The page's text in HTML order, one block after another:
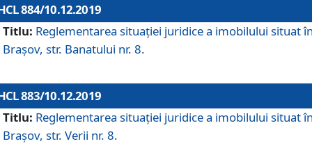
884/10.12.2019
Titlu: Reglementarea situației juridice a imobilului situat
Brașov, str. Banatului nr. 8.
883/10.12.2019
Titlu: Reglementarea situației juridice a imobilului situat
Brașov, str. Verii nr. 8.